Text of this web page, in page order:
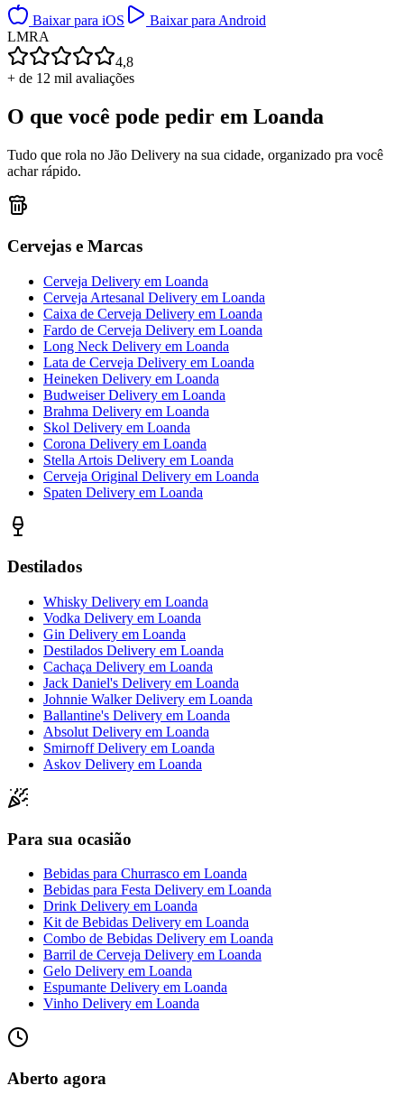
Baixar para iOS
Baixar para Android
LMRA
4,8
+ de 12 mil avaliações
O que você pode pedir em Loanda
Tudo que rola no Jão Delivery na sua cidade, organizado pra você
achar rápido.
Cervejas e Marcas
Cerveja Delivery em Loanda
Cerveja Artesanal Delivery em Loanda
Caixa de Cerveja Delivery em Loanda
Fardo de Cerveja Delivery em Loanda
Long Neck Delivery em Loanda
Lata de Cerveja Delivery em Loanda
Heineken Delivery em Loanda
Budweiser Delivery em Loanda
Brahma Delivery em Loanda
Skol Delivery em Loanda
Corona Delivery em Loanda
Stella Artois Delivery em Loanda
Cerveja Original Delivery em Loanda
Spaten Delivery em Loanda
Destilados
Whisky Delivery em Loanda
Vodka Delivery em Loanda
Gin Delivery em Loanda
Destilados Delivery em Loanda
Cachaça Delivery em Loanda
Jack Daniel's Delivery em Loanda
Johnnie Walker Delivery em Loanda
Ballantine's Delivery em Loanda
Absolut Delivery em Loanda
Smirnoff Delivery em Loanda
Askov Delivery em Loanda
Para sua ocasião
Bebidas para Churrasco em Loanda
Bebidas para Festa Delivery em Loanda
Drink Delivery em Loanda
Kit de Bebidas Delivery em Loanda
Combo de Bebidas Delivery em Loanda
Barril de Cerveja Delivery em Loanda
Gelo Delivery em Loanda
Espumante Delivery em Loanda
Vinho Delivery em Loanda
Aberto agora